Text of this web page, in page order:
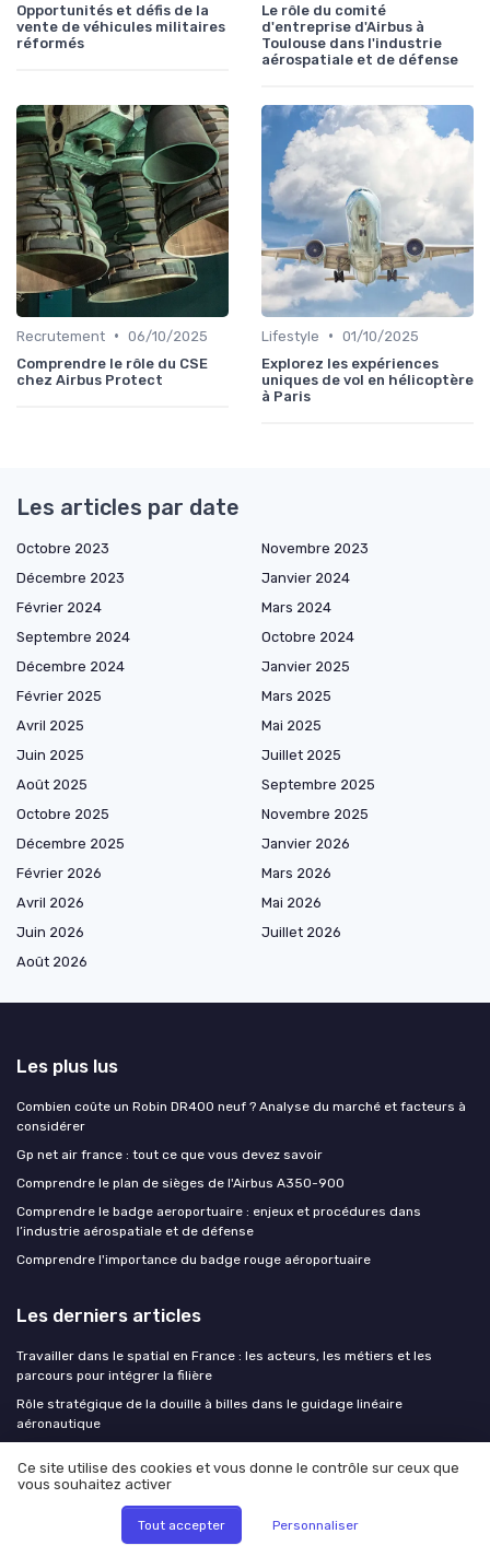
Opportunités et défis de la
vente de véhicules militaires
réformés
Le rôle du comité
d'entreprise d'Airbus à
Toulouse dans l'industrie
aérospatiale et de défense
Recrutement • 06/10/2025
Comprendre le rôle du CSE
chez Airbus Protect
Lifestyle • 01/10/2025
Explorez les expériences
uniques de vol en hélicoptère
à Paris
Les articles par date
Octobre 2023
Novembre 2023
Décembre 2023
Janvier 2024
Février 2024
Mars 2024
Septembre 2024
Octobre 2024
Décembre 2024
Janvier 2025
Février 2025
Mars 2025
Avril 2025
Mai 2025
Juin 2025
Juillet 2025
Août 2025
Septembre 2025
Octobre 2025
Novembre 2025
Décembre 2025
Janvier 2026
Février 2026
Mars 2026
Avril 2026
Mai 2026
Juin 2026
Juillet 2026
Août 2026
Les plus lus
Combien coûte un Robin DR400 neuf ? Analyse du marché et facteurs à
considérer
Gp net air france : tout ce que vous devez savoir
Comprendre le plan de sièges de l'Airbus A350-900
Comprendre le badge aeroportuaire : enjeux et procédures dans
l’industrie aérospatiale et de défense
Comprendre l'importance du badge rouge aéroportuaire
Les derniers articles
Travailler dans le spatial en France : les acteurs, les métiers et les
parcours pour intégrer la filière
Rôle stratégique de la douille à billes dans le guidage linéaire
aéronautique
de vie professionnel
Comment 1001 roulement éclaire les nouvelles tendances des
Ce site utilise des cookies et vous donne le contrôle sur ceux que
vous souhaitez activer
Tout accepter Personnaliser